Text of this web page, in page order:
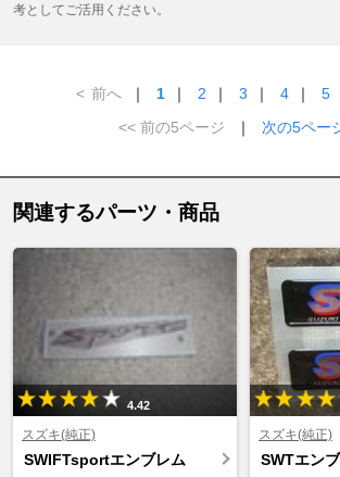
考としてご活用ください。
< 前へ ｜ 1 ｜ 2 ｜ 3 ｜ 4 ｜ 5
<< 前の5ページ
｜ 次の5ペー
関連するパーツ・商品
4.42
スズキ(純正)
SWIFTsportエンブレム
スズキ(純正)
SWTエン